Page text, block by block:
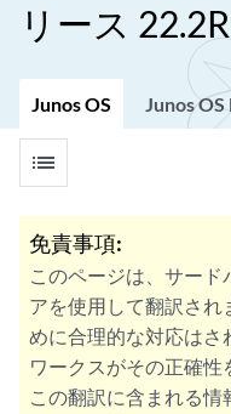
リース
Junos OS Junos
list
免責事項:
このページは、サード
アを使用して翻訳され
めに合理的な対応はさ
ワークスがその正確性
この翻訳に含まれる